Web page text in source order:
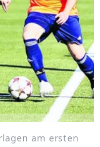
am ersten